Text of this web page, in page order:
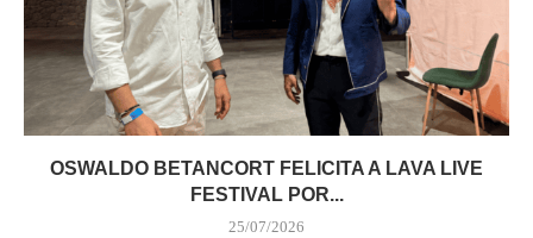
OSWALDO BETANCORT FELICITA A LAVA LIVE
FESTIVAL POR...
25/07/2026